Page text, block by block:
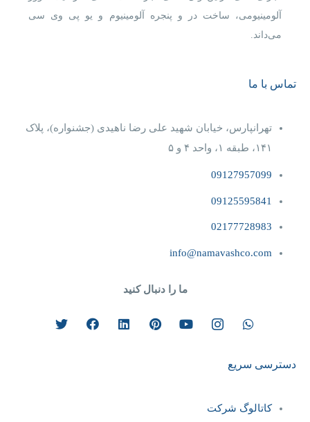
آلومینیومی، ساخت در و پنجره آلومینیوم و یو پی وی سی
می‌داند.
تماس با ما
تهرانپارس، خیابان شهید علی رضا ناهیدی (جشنواره)، پلاک
۱۴۱، طبقه ۱، واحد ۴‌ و‌ ۵
09127957099
09125595841
02177728983
info@namavashco.com
ما را دنبال کنید
دسترسی سریع
کاتالوگ شرکت